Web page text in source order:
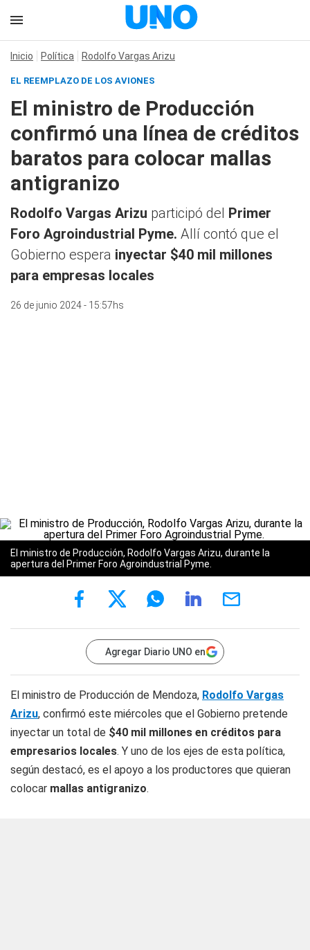
Inicio Política Rodolfo Vargas Arizu
EL REEMPLAZO DE LOS AVIONES
El ministro de Producción
confirmó una línea de créditos
baratos para colocar mallas
antigranizo
Rodolfo Vargas Arizu participó del Primer
Foro Agroindustrial Pyme. Allí contó que el
Gobierno espera inyectar $40 mil millones
para empresas locales
26 de junio 2024 - 15:57hs
El ministro de Producción, Rodolfo Vargas Arizu, durante la
apertura del Primer Foro Agroindustrial Pyme.
Agregar Diario UNO en
El ministro de Producción de Mendoza, Rodolfo Vargas
Arizu, confirmó este miércoles que el Gobierno pretende
inyectar un total de $40 mil millones en créditos para
empresarios locales. Y uno de los ejes de esta política,
según destacó, es el apoyo a los productores que quieran
colocar mallas antigranizo.